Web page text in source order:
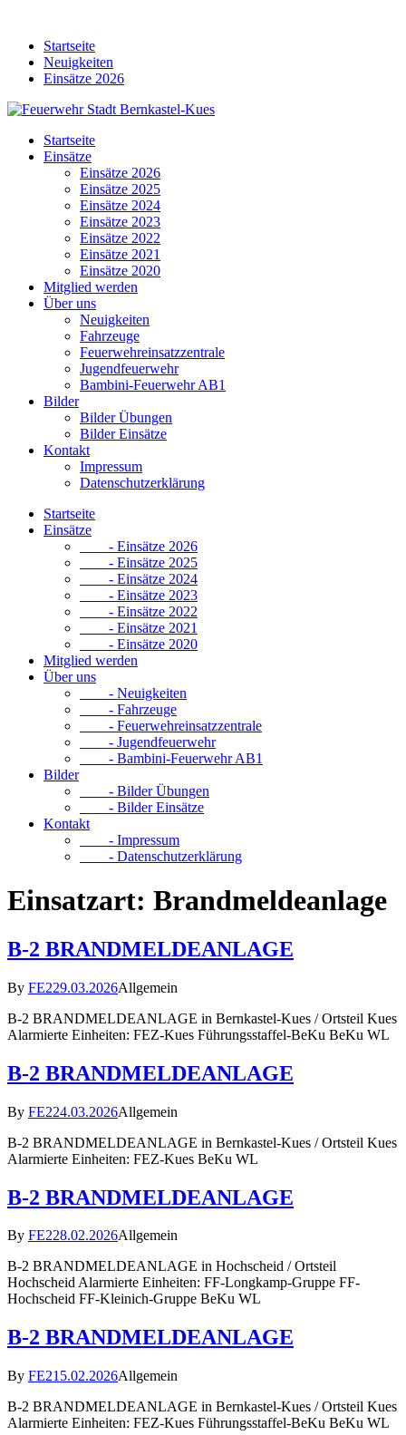
contentStartseite
Neuigkeiten
Einsätze 2026
Startseite
Einsätze
Einsätze 2026
Einsätze 2025
Einsätze 2024
Einsätze 2023
Einsätze 2022
Einsätze 2021
Einsätze 2020
Mitglied werden
Über uns
Neuigkeiten
Fahrzeuge
Feuerwehreinsatzzentrale
Jugendfeuerwehr
Bambini-Feuerwehr AB1
Bilder
Bilder Übungen
Bilder Einsätze
Kontakt
Impressum
Datenschutzerklärung
Startseite
Einsätze
- Einsätze 2026
- Einsätze 2025
- Einsätze 2024
- Einsätze 2023
- Einsätze 2022
- Einsätze 2021
- Einsätze 2020
Mitglied werden
Über uns
- Neuigkeiten
- Fahrzeuge
- Feuerwehreinsatzzentrale
- Jugendfeuerwehr
- Bambini-Feuerwehr AB1
Bilder
- Bilder Übungen
- Bilder Einsätze
Kontakt
- Impressum
- Datenschutzerklärung
Einsatzart: Brandmeldeanlage
B-2 BRANDMELDEANLAGE
By FE229.03.2026Allgemein
B-2 BRANDMELDEANLAGE in Bernkastel-Kues / Ortsteil Kues
Alarmierte Einheiten: FEZ-Kues Führungsstaffel-BeKu BeKu WL
B-2 BRANDMELDEANLAGE
By FE224.03.2026Allgemein
B-2 BRANDMELDEANLAGE in Bernkastel-Kues / Ortsteil Kues
Alarmierte Einheiten: FEZ-Kues BeKu WL
B-2 BRANDMELDEANLAGE
By FE228.02.2026Allgemein
B-2 BRANDMELDEANLAGE in Hochscheid / Ortsteil
Hochscheid Alarmierte Einheiten: FF-Longkamp-Gruppe FF-
Hochscheid FF-Kleinich-Gruppe BeKu WL
B-2 BRANDMELDEANLAGE
By FE215.02.2026Allgemein
B-2 BRANDMELDEANLAGE in Bernkastel-Kues / Ortsteil Kues
Alarmierte Einheiten: FEZ-Kues Führungsstaffel-BeKu BeKu WL